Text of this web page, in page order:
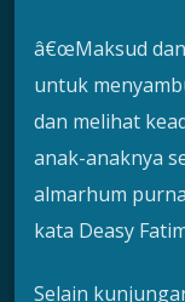
â€œMaksud
untuk
dan melihat
anak-anaknya
almarhum
kata Deasy
Selain